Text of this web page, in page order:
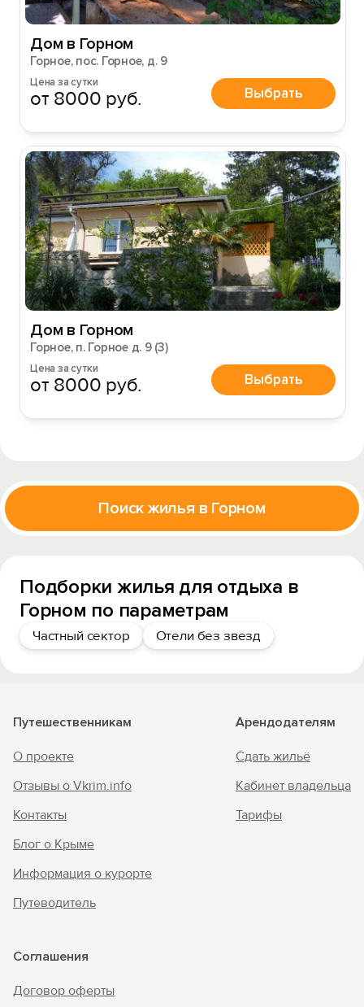
Дом в Горном
Горное, пос. Горное, д. 9
Цена за сутки
от 8000 руб. Выбрать
Дом в Горном
Горное, п. Горное д. 9 (3)
Цена за сутки
от 8000 руб. Выбрать
Поиск жилья в Горном
Подборки жилья для отдыха в
Горном по параметрам
Частный сектор Отели без звезд
Путешественникам
О проекте
Отзывы о Vkrim.info
Контакты
Блог о Крыме
Информация о курорте
Путеводитель
Арендодателям
Сдать жильё
Кабинет владельца
Тарифы
Соглашения
Договор оферты